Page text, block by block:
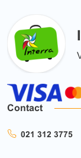
Contact
021 312 3775